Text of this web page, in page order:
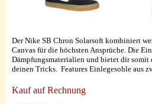
Der Nike SB Chron Solarsoft kombiniert
Canvas für die höchsten Ansprüche. Die
Dämpfungsmaterialien und bietet dir
deinen Tricks. Features Einlegesohle aus
Kauf auf Rechnung